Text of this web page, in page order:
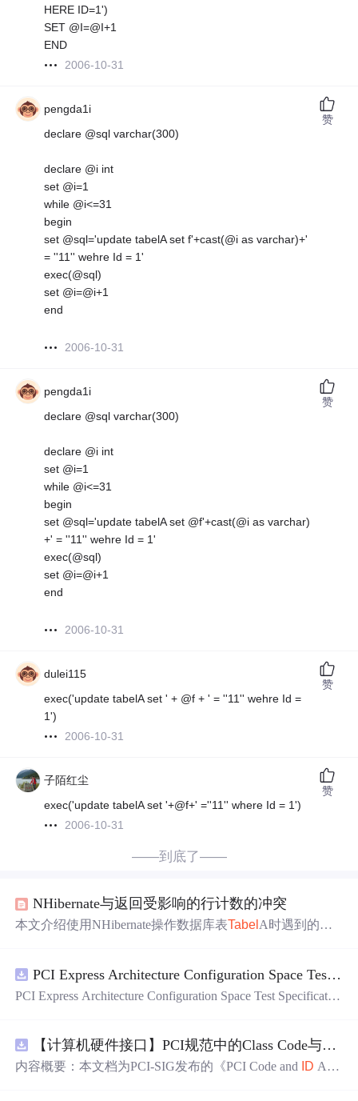
HERE ID=1')
SET @I=@I+1
END
2006-10-31
pengda1i
declare @sql varchar(300)
declare @i int
set @i=1
while @i<=31
begin
set @sql='update tabelA set f'+cast(@i as varchar)+'
= ''11'' wehre Id = 1'
exec(@sql)
set @i=@i+1
end
2006-10-31
赞
pengda1i
declare @sql varchar(300)
declare @i int
set @i=1
while @i<=31
begin
set @sql='update tabelA set @f'+cast(@i as varchar)
+' = ''11'' wehre Id = 1'
exec(@sql)
set @i=@i+1
end
2006-10-31
赞
dulei115
exec('update tabelA set ' + @f + ' = ''11'' wehre Id =
1')
2006-10-31
赞
子陌红尘
exec('update tabelA set '+@f+' =''11'' where Id = 1')
2006-10-31
赞
——到底了——
NHibernate与返回受影响的行计数的冲突
本文介绍使用NHibernate操作数据库表Tabel A时遇到的问
expected rowcount:2;expected:1”的异常。文章详细解释了这
一问题的原因，并提供了解决方案——通过在触发器中添
PCI Express Architecture Configuration Space Test Specification Revision 5.0, Version 1.0 (CB).pdf
PCI Express Architecture Configuration Space Test Specificatio
【计算机硬件接口】PCI规范中的Class Code与Capability
内容概要：本文档为PCI-SIG发布的《PCI Code and ID Assi